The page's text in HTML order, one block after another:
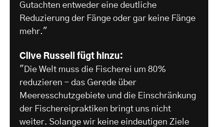
Gutachten entweder eine deutliche
Reduzierung der Fänge oder gar keine Fänge
mehr."
Clive Russell fügt hinzu:
"Die Welt muss die Fischerei um 80%
reduzieren - das Gerede über
Meeresschutzgebiete und die Einschränkung
der Fischereipraktiken bringt uns nicht
weiter. Solange wir keine eindeutigen Ziele